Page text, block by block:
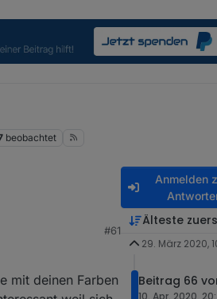
beobachtet
Dauer berechnet
#61
mit deinen Farben
Anmelden
Älteste
29. März 2020,
Beitrag 66
10. Apr. 2020,